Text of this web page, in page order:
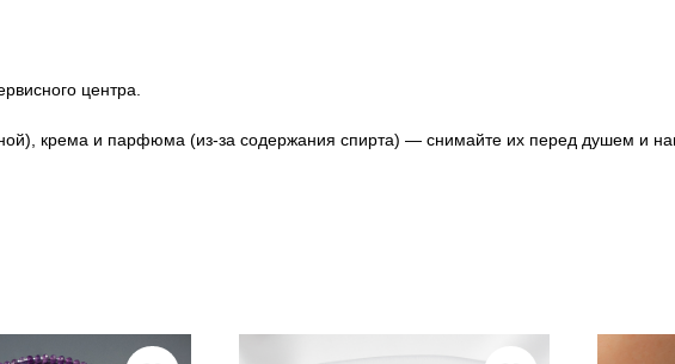
центра.
крема и парфюма (из-за содержания спирта) — снимайте их перед душем и